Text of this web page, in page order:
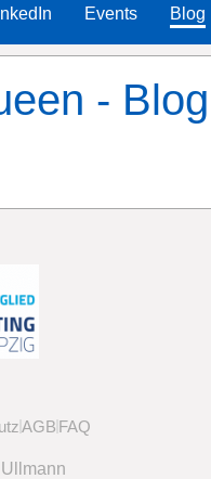
Events Blog
- Blog
AGB FAQ